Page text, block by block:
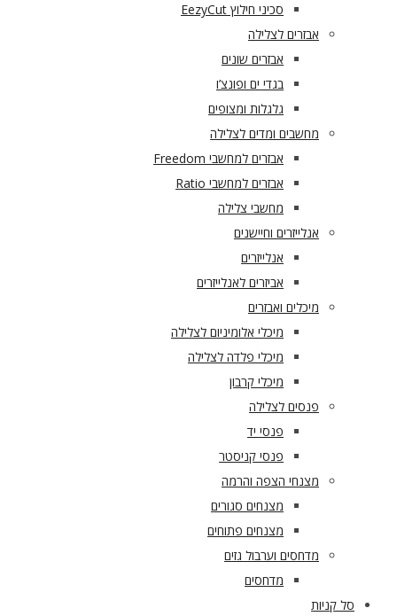
סכיני חילוץ EezyCut
אבזרים לצלילה
אבזרים שונים
בגדי ים ופונצ’ו
גלגלות ומצופים
מחשבים ומדים לצלילה
אבזרים למחשבי Freedom
אבזרים למחשבי Ratio
מחשבי צלילה
אנלייזרים וחיישנים
אנלייזרים
אביזרים לאנלייזרים
מיכלים ואבזרים
מיכלי אלומיניום לצלילה
מיכלי פלדה לצלילה
מיכלי קרבון
פנסים לצלילה
פנסי יד
פנסי קניסטר
מצנחי הצפה והרמה
מצנחים סגורים
מצנחים פתוחים
מדחסים וערבול גזים
מדחסים
סל קניות